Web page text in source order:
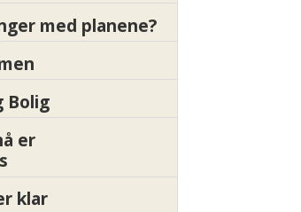
med planene?
Bolig
er
klar